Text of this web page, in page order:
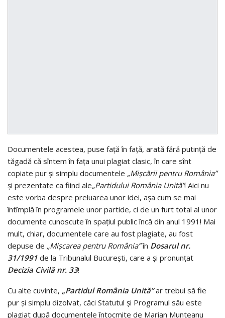
Documentele acestea, puse faţă în faţă, arată fără putinţă de
tăgadă că sîntem în faţa unui plagiat clasic, în care sînt
copiate pur şi simplu documentele „Mişcării pentru România”
şi prezentate ca fiind ale„Partidului România Unită”! Aici nu
este vorba despre preluarea unor idei, aşa cum se mai
întîmplă în programele unor partide, ci de un furt total al unor
documente cunoscute în spaţiul public încă din anul 1991! Mai
mult, chiar, documentele care au fost plagiate, au fost
depuse de „Mişcarea pentru România”în Dosarul nr.
31/1991 de la Tribunalul Bucureşti, care a şi pronunţat
Decizia Civilă nr. 33!
Cu alte cuvinte, „Partidul România Unită”ar trebui să fie
pur şi simplu dizolvat, căci Statutul şi Programul său este
plagiat după documentele întocmite de Marian Munteanu